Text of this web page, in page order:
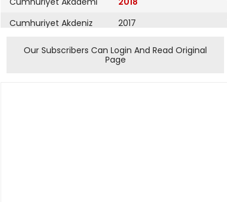
Cumhuriyet Akdeniz
Cumhuriyet Alışveriş
2017
2016
2015
Our Subscribers Can Login And Read Original
Page